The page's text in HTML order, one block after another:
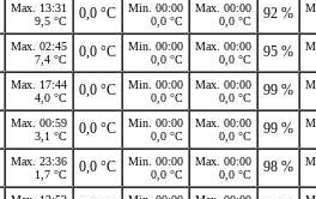
Max. 13:31
9,5 °C
0,0 °C
Min. 00:00
0,0 °C
Max. 00:00
0,0 °C
92 %
Max. 02:45
7,4 °C
0,0 °C
Min. 00:00
0,0 °C
Max. 00:00
0,0 °C
95 %
Max. 17:44
4,0 °C
0,0 °C
Min. 00:00
0,0 °C
Max. 00:00
0,0 °C
99 %
Max. 00:59
3,1 °C
0,0 °C
Min. 00:00
0,0 °C
Max. 00:00
0,0 °C
99 %
Max. 23:36
1,7 °C
0,0 °C
Min. 00:00
0,0 °C
Max. 00:00
0,0 °C
98 %